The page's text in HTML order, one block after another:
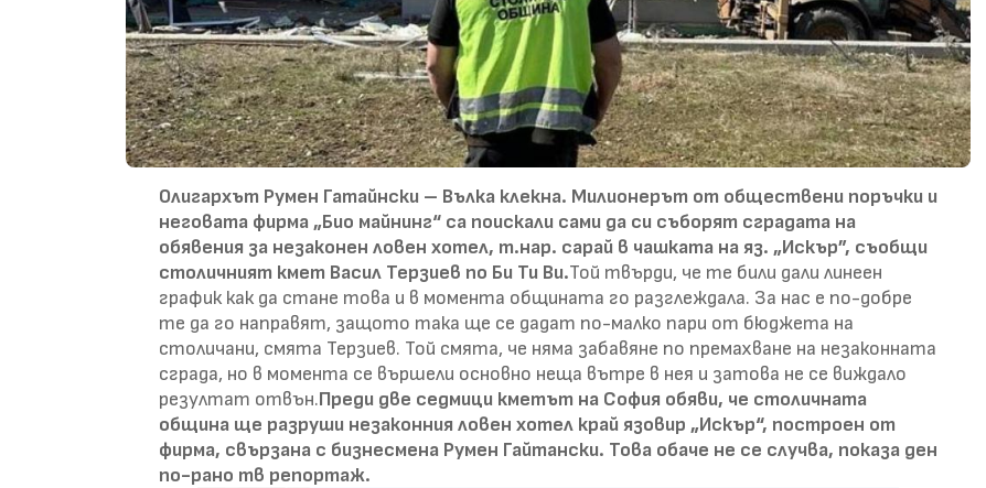
Олигархът Румен Гатайнски – Вълка клекна. Милионерът от обществени поръчки и
неговата фирма „Био майнинг“ са поискали сами да си съборят сградата на
обявения за незаконен ловен хотел, т.нар. сарай в чашката на яз. „Искър”, съобщи
столичният кмет Васил Терзиев по Би Ти Ви.Той твърди, че те били дали линеен
график как да стане това и в момента общината го разглеждала. За нас е по-добре
те да го направят, защото така ще се дадат по-малко пари от бюджета на
столичани, смята Терзиев. Той смята, че няма забавяне по премахване на незаконната
сграда, но в момента се вършели основно неща вътре в нея и затова не се виждало
резултат отвън.Преди две седмици кметът на София обяви, че столичната
община ще разруши незаконния ловен хотел край язовир „Искър“, построен от
фирма, свързана с бизнесмена Румен Гайтански. Това обаче не се случва, показа ден
по-рано тв репортаж.